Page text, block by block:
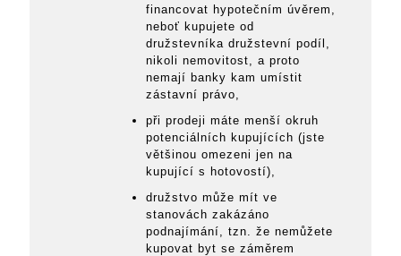
financovat hypotečním úvěrem,
neboť kupujete od
družstevníka družstevní podíl,
nikoli nemovitost, a proto
nemají banky kam umístit
zástavní právo,
při prodeji máte menší okruh
potenciálních kupujících (jste
většinou omezeni jen na
kupující s hotovostí),
družstvo může mít ve
stanovách zakázáno
podnajímání, tzn. že nemůžete
kupovat byt se záměrem